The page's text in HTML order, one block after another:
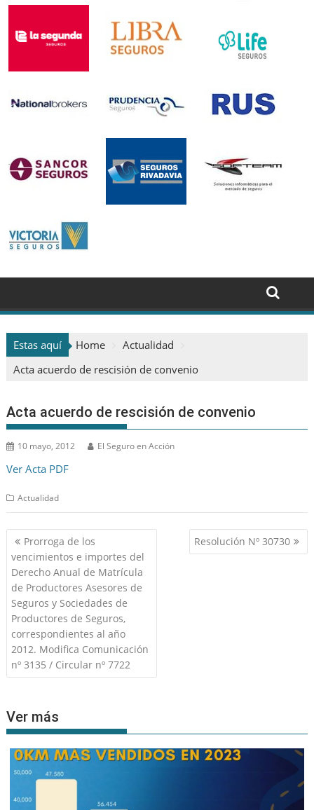
Estas aquí Home
Actualidad
Acta acuerdo de rescisión de convenio
Acta acuerdo de rescisión de convenio
10 mayo, 2012 El Seguro en Acción
Ver Acta PDF
Actualidad
Navegación
de
entradas
Prorroga de los
vencimientos e importes del
Derecho Anual de Matrícula
de Productores Asesores de
Seguros y Sociedades de
Productores de Seguros,
correspondientes al año
2012. Modifica Comunicación
nº 3135 / Circular nº 7722
Resolución Nº 30730
Ver más